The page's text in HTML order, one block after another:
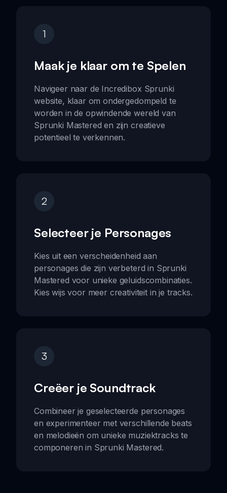
1
Maak je klaar om te Spelen
Navigeer naar de Incredibox Sprunki
website, klaar om ondergedompeld te
worden in de opwindende wereld van
Sprunki Mastered en zijn creatieve
potentieel te verkennen.
2
Selecteer je Personages
Kies uit een verscheidenheid aan
personages die zijn verbeterd in Sprunki
Mastered voor unieke geluidscombinaties.
Kies wijs voor meer creativiteit in je tracks.
3
Creëer je Soundtrack
Combineer je geselecteerde personages
en experimenteer met verschillende beats
en melodieën om unieke muziektracks te
componeren in Sprunki Mastered.